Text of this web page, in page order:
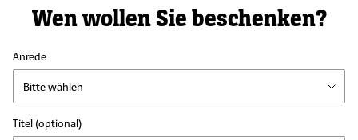
Wen wollen Sie beschenken?
Anrede
Titel (optional)